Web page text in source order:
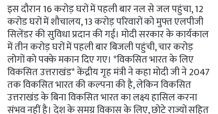
इस दौरान 16 करोड़ घरों में पहली बार नल से जल पहुंचा, 12
करोड घरों में शौचालय, 13 करोड़ परिवारों को मुफ्त एलपीजी
सिलेंडर की सुविधा प्रदान की गई। मोदी सरकार के कार्यकाल
में तीन करोड़ घरों में पहली बार बिजली पहुंची, चार करोड़
लोगों को पक्के मकान दिए गए। *विकसित भारत के लिए
विकसित उत्तराखंड* केंद्रीय गृह मंत्री ने कहा मोदी जी ने 2047
तक विकसित भारत की कल्पना की है, लेकिन विकसित
उत्तराखंड के बिना विकसित भारत का लक्ष्य हासिल करना
संभव नहीं है। देश के समग्र विकास के लिए, छोटे राज्यों सहित